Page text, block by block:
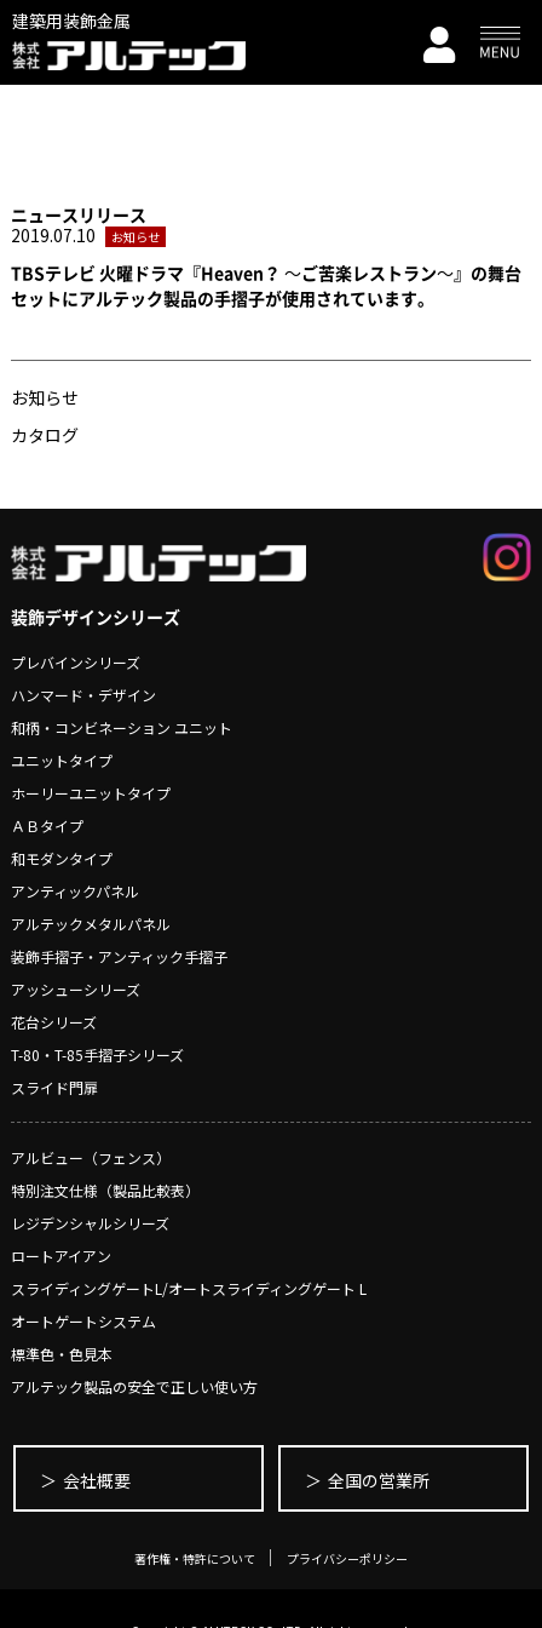
建築用装飾金属
ニュースリリース
2019.07.10
お知らせ
TBSテレビ 火曜ドラマ『Heaven？ ～ご苦楽レストラン～』の舞台
セットにアルテック製品の手摺子が使用されています。
お知らせ
カタログ
装飾デザインシリーズ
プレバインシリーズ
ハンマード・デザイン
和柄・コンビネーション ユニット
ユニットタイプ
ホーリーユニットタイプ
ＡＢタイプ
和モダンタイプ
アンティックパネル
アルテックメタルパネル
装飾手摺子・アンティック手摺子
アッシューシリーズ
花台シリーズ
T-80・T-85手摺子シリーズ
スライド門扉
アルビュー（フェンス）
特別注文仕様（製品比較表）
レジデンシャルシリーズ
ロートアイアン
スライディングゲートL/オートスライディングゲート L
オートゲートシステム
標準色・色見本
アルテック製品の安全で正しい使い方
会社概要 全国の営業所
著作権・特許について プライバシーポリシー